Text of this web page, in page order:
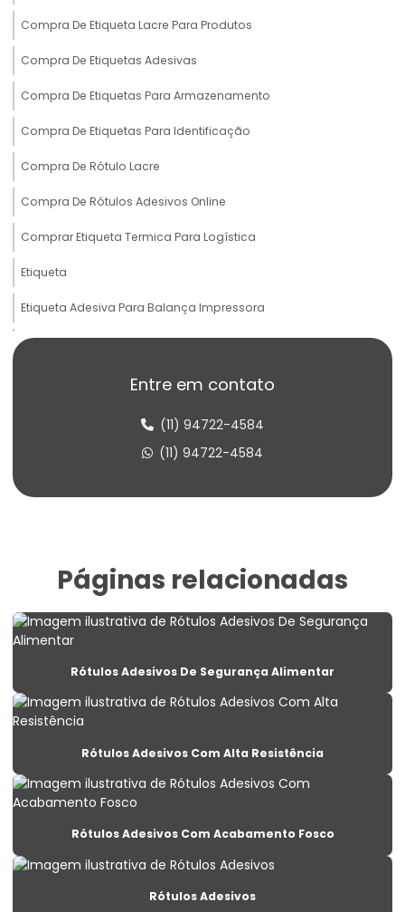
Compra De Etiqueta Lacre Para Produtos
Compra De Etiquetas Adesivas
Compra De Etiquetas Para Armazenamento
Compra De Etiquetas Para Identificação
Compra De Rótulo Lacre
Compra De Rótulos Adesivos Online
Comprar Etiqueta Termica Para Logística
Etiqueta
Etiqueta Adesiva Para Balança Impressora
Etiqueta Adesiva Para Produtos Congelados
Etiqueta Adesiva Termo Sensível
Etiqueta Congelado Para Alimentos
Etiqueta De Lacre Para Produtos
Etiqueta De Lacre Personalizada Para Embalagens
Etiqueta Lacre Para Produtos
Etiqueta Para Balança Com Peso E Preço
Etiqueta Para Congelados Em Supermercados
Etiqueta Para Congelados No Varejo
Entre em contato
(11) 94722-4584
(11) 94722-4584
Páginas relacionadas
Rótulos Adesivos De Segurança Alimentar
Rótulos Adesivos Com Alta Resistência
Rótulos Adesivos Com Acabamento Fosco
Rótulos Adesivos